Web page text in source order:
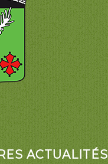
ACTUALITÉS